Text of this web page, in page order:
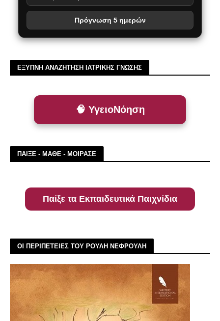
Πρόγνωση 5 ημερών
ΕΞΥΠΝΗ ΑΝΑΖΗΤΗΣΗ ΙΑΤΡΙΚΗΣ ΓΝΩΣΗΣ
🧠 ΥγειοΝόηση
ΠΑΙΞΕ - ΜΑΘΕ - ΜΟΙΡΑΣΕ
Παίξε τα Εκπαιδευτικά Παιχνίδια
ΟΙ ΠΕΡΙΠΕΤΕΙΕΣ ΤΟΥ ΡΟΥΛΗ ΝΕΦΡΟΥΛΗ